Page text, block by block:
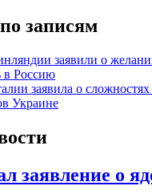
записям
заявили о
в Россию
заявила о сложностях
Украине
заявление о